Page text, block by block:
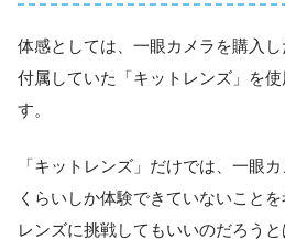
体感としては、一眼カメラを購入
付属していた「キットレンズ」を
す。
「キットレンズ」だけでは、一眼
くらいしか体験できていないこと
レンズに挑戦してもいいのだろう